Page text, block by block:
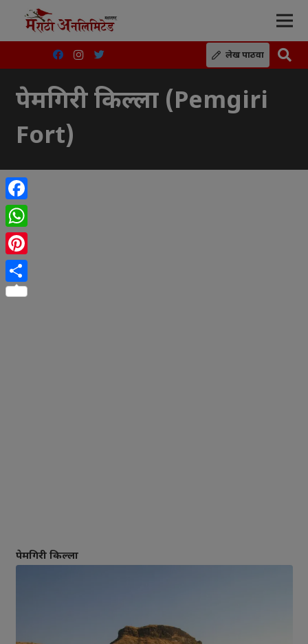
लेख पाठवा
पेमगिरी किल्ला (Pemgiri
Fort)
पेमगिरी किल्ला
Facebook
WhatsApp
Pinterest
Share